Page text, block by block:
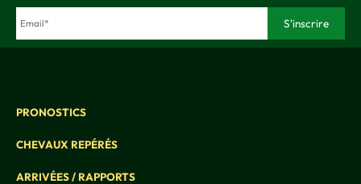
PRONOSTICS
CHEVAUX REPÉRÉS
ARRIVÉES / RAPPORTS